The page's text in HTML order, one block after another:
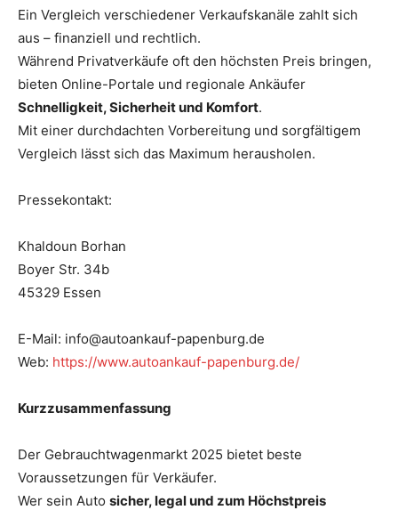
Ein Vergleich verschiedener Verkaufskanäle zahlt sich
aus – finanziell und rechtlich.
Während Privatverkäufe oft den höchsten Preis bringen,
bieten Online-Portale und regionale Ankäufer
Schnelligkeit, Sicherheit und Komfort.
Mit einer durchdachten Vorbereitung und sorgfältigem
Vergleich lässt sich das Maximum herausholen.
Pressekontakt:
Khaldoun Borhan
Boyer Str. 34b
45329 Essen
E-Mail: info@autoankauf-papenburg.de
Web: https://www.autoankauf-papenburg.de/
Kurzzusammenfassung
Der Gebrauchtwagenmarkt 2025 bietet beste
Voraussetzungen für Verkäufer.
Wer sein Auto sicher, legal und zum Höchstpreis